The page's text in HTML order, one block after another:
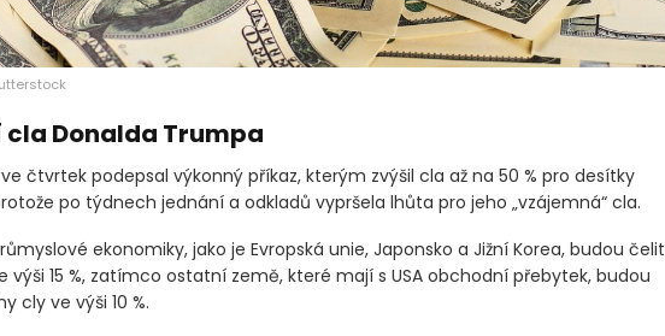
cla Donalda Trumpa
čtvrtek podepsal výkonný příkaz, kterým zvýšil cla až na 50 % pro desítky
po týdnech jednání a odkladů vypršela lhůta pro jeho „vzájemná“ cla.
ekonomiky, jako je Evropská unie, Japonsko a Jižní Korea, budou čelit
výši 15 %, zatímco ostatní země, které mají s USA obchodní přebytek, budou
cly ve výši 10 %.